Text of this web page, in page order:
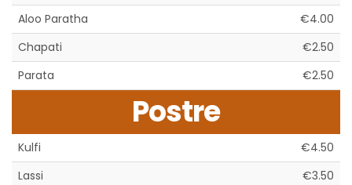
Aloo Paratha
€4.00
Chapati
€2.50
Parata
€2.50
Postre
Kulfi
€4.50
Lassi
€3.50